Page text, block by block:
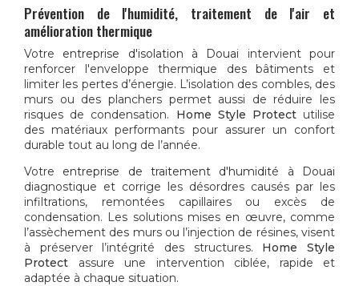
Prévention de l'humidité, traitement de l'air et
amélioration thermique
Votre entreprise d'isolation à Douai intervient pour
renforcer l'enveloppe thermique des bâtiments et
limiter les pertes d’énergie. L’isolation des combles, des
murs ou des planchers permet aussi de réduire les
risques de condensation. Home Style Protectutilise
des matériaux performants pour assurer un confort
durable tout au long de l’année.
Votre entreprise de traitement d'humidité à Douai
diagnostique et corrige les désordres causés par les
infiltrations, remontées capillaires ou excès de
condensation. Les solutions mises en œuvre, comme
l’assèchement des murs ou l’injection de résines, visent
à préserver l’intégrité des structures. Home Style
Protect assure une intervention ciblée, rapide et
adaptée à chaque situation.